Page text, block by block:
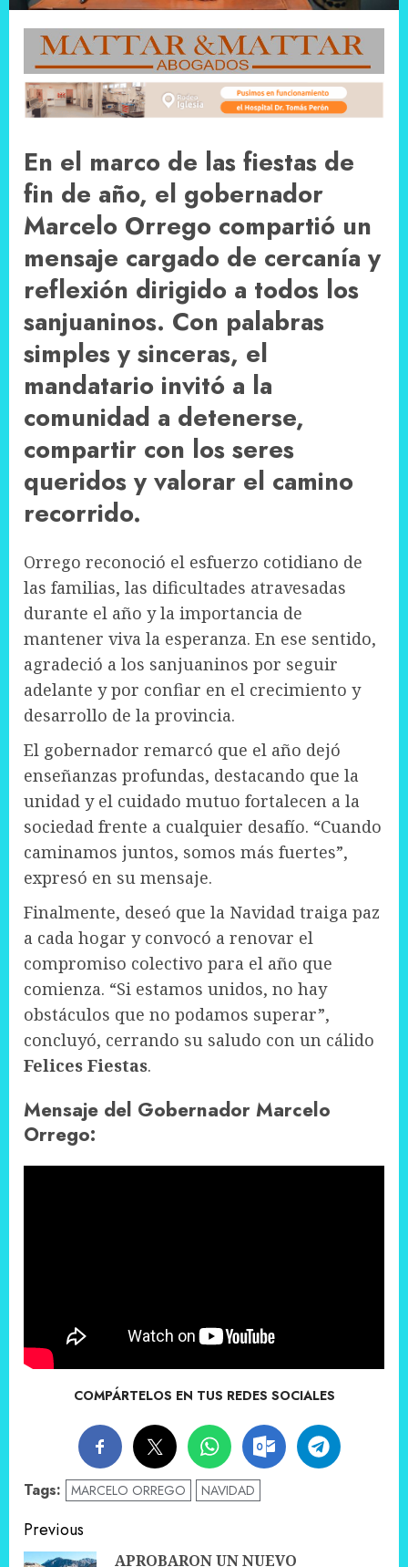
En el marco de las fiestas de
fin de año, el gobernador
Marcelo Orrego compartió un
mensaje cargado de cercanía y
reflexión dirigido a todos los
sanjuaninos. Con palabras
simples y sinceras, el
mandatario invitó a la
comunidad a detenerse,
compartir con los seres
queridos y valorar el camino
recorrido.
Orrego reconoció el esfuerzo cotidiano de
las familias, las dificultades atravesadas
durante el año y la importancia de
mantener viva la esperanza. En ese sentido,
agradeció a los sanjuaninos por seguir
adelante y por confiar en el crecimiento y
desarrollo de la provincia.
El gobernador remarcó que el año dejó
enseñanzas profundas, destacando que la
unidad y el cuidado mutuo fortalecen a la
sociedad frente a cualquier desafío. “Cuando
caminamos juntos, somos más fuertes”,
expresó en su mensaje.
Finalmente, deseó que la Navidad traiga paz
a cada hogar y convocó a renovar el
compromiso colectivo para el año que
comienza. “Si estamos unidos, no hay
obstáculos que no podamos superar”,
concluyó, cerrando su saludo con un cálido
Felices Fiestas.
Mensaje del Gobernador Marcelo
Orrego:
COMPÁRTELOS EN TUS REDES SOCIALES
Tags: MARCELO ORREGO NAVIDAD
Post
Previous
APROBARON UN NUEVO